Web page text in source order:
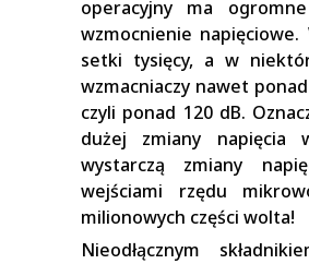
operacyjny ma
wzmocnienie napięciowe.
setki tysięcy, a w
wzmacniaczy nawet
czyli ponad 120 dB.
dużej zmiany napięcia
wystarczą zmiany
wejściami rzędu
milionowych części wolta!
Nieodłącznym